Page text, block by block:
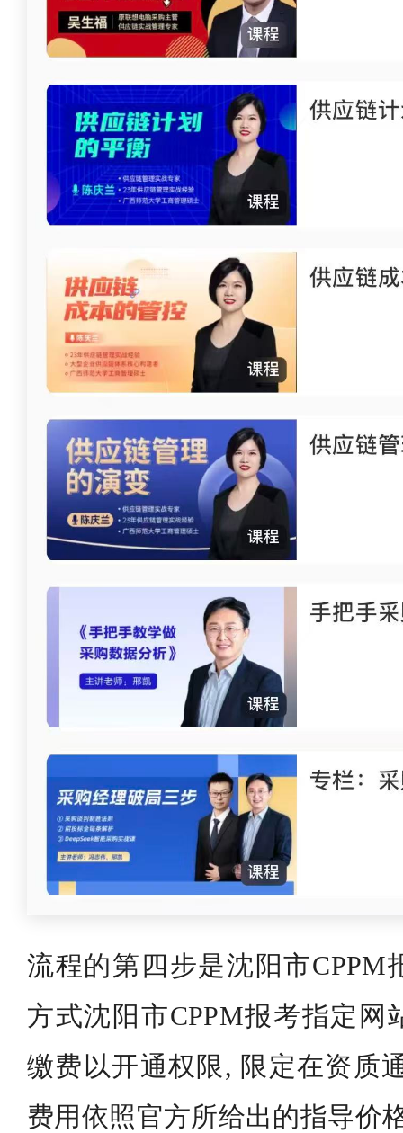
流程的第四步是沈阳市CPPM
方式沈阳市CPPM报考指定网
缴费以开通权限, 限定在资质
费用依照官方所给出的指导价